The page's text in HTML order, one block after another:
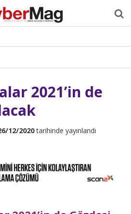
Dergi Editörden
Sizden Gelenler
İletişim
2021’in de
12/2020tarihinde yayınlandı